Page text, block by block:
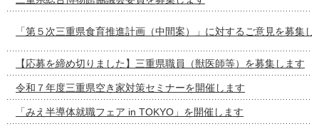
「第５次三重県食育推進計画（中間案）」に対するご意見を募集し
【応募を締め切りました】三重県職員（獣医師等）を募集します
令和７年度三重県空き家対策セミナーを開催します
「みえ半導体就職フェア in TOKYO」を開催します